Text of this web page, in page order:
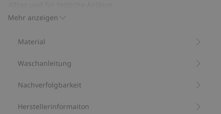
Mehr anzeigen
Mit 81 % Bio-Baumwolle.
Artikelnummer
Material
Waschanleitung
Nachverfolgbarkeit
Herstellerinformaiton